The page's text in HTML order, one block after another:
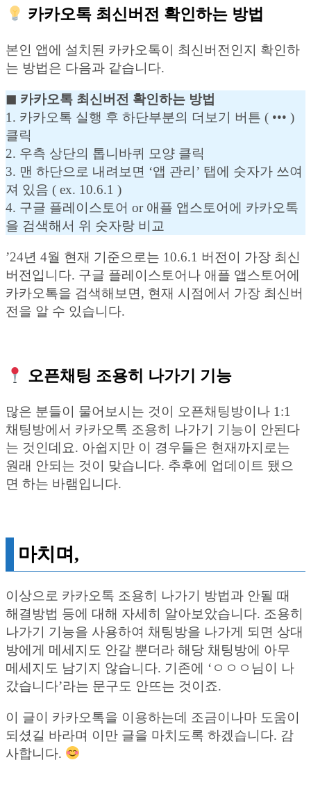
카카오톡 최신버전 확인하는 방법
본인 앱에 설치된 카카오톡이 최신버전인지 확인하
는 방법은 다음과 같습니다.
◼︎ 카카오톡 최신버전 확인하는 방법
1. 카카오톡 실행 후 하단부분의 더보기 버튼 ( ••• )
클릭
2. 우측 상단의 톱니바퀴 모양 클릭
3. 맨 하단으로 내려보면 ‘앱 관리’ 탭에 숫자가 쓰여
져 있음 ( ex. 10.6.1 )
4. 구글 플레이스토어 or 애플 앱스토어에 카카오톡
을 검색해서 위 숫자랑 비교
’24년 4월 현재 기준으로는 10.6.1 버전이 가장 최신
버전입니다. 구글 플레이스토어나 애플 앱스토어에
카카오톡을 검색해보면, 현재 시점에서 가장 최신버
전을 알 수 있습니다.
오픈채팅 조용히 나가기 기능
많은 분들이 물어보시는 것이 오픈채팅방이나 1:1
채팅방에서 카카오톡 조용히 나가기 기능이 안된다
는 것인데요. 아쉽지만 이 경우들은 현재까지로는
원래 안되는 것이 맞습니다. 추후에 업데이트 됐으
면 하는 바램입니다.
마치며,
이상으로 카카오톡 조용히 나가기 방법과 안될 때
해결방법 등에 대해 자세히 알아보았습니다. 조용히
나가기 기능을 사용하여 채팅방을 나가게 되면 상대
방에게 메세지도 안갈 뿐더라 해당 채팅방에 아무
메세지도 남기지 않습니다. 기존에 ‘ㅇㅇㅇ님이 나
갔습니다’라는 문구도 안뜨는 것이죠.
이 글이 카카오톡을 이용하는데 조금이나마 도움이
되셨길 바라며 이만 글을 마치도록 하겠습니다. 감
사합니다.